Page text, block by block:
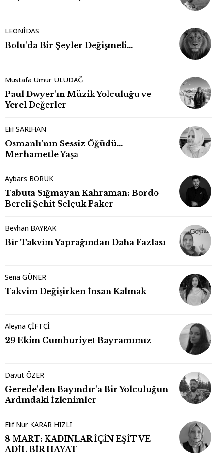
LEONİDAS
Bolu'da Bir Şeyler Değişmeli…
Mustafa Umur ULUDAĞ
Paul Dwyer'ın Müzik Yolculuğu ve
Yerel Değerler
Elif SARIHAN
Osmanlı’nın Sessiz Öğüdü…
Merhametle Yaşa
Aybars BORUK
Tabuta Sığmayan Kahraman: Bordo
Bereli Şehit Selçuk Paker
Beyhan BAYRAK
Bir Takvim Yaprağından Daha Fazlası
Sena GÜNER
Takvim Değişirken İnsan Kalmak
Aleyna ÇİFTÇİ
29 Ekim Cumhuriyet Bayramımız
Davut ÖZER
Gerede'den Bayındır'a Bir Yolculuğun
Ardındaki İzlenimler
Elif Nur KARAR HIZLI
8 MART: KADINLAR İÇİN EŞİT VE
ADİL BİR HAYAT